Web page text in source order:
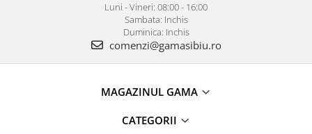
Luni - Vineri: 08:00 - 16:00
Sambata: Inchis
Duminica: Inchis
comenzi@gamasibiu.ro
MAGAZINUL GAMA
CATEGORII